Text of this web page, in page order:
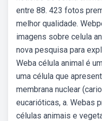
entre 88. 423 fotos
melhor qualidade.
imagens sobre celula
nova pesquisa para
Weba célula animal é
uma célula que
membrana nuclear
eucarióticas, a. Webas
células animais e